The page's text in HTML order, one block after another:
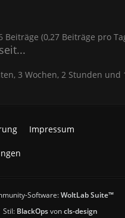
Beiträge (0,27 Beiträge pro
3 Wochen, 2 Stunden und
Impressum
Software:WoltLab Suite™
Stil: BlackOpsvoncls-design